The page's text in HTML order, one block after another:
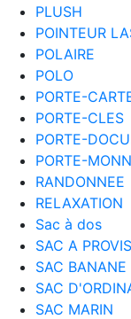
PLUSH
POINTEUR
POLAIRE
POLO
PORTE-
PORTE-CLES
PORTE-
PORTE-
RANDONNEE
RELAXATION
Sac à dos
SAC A
SAC BANANE
SAC
SAC MARIN